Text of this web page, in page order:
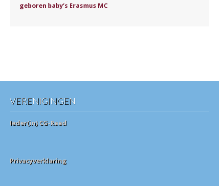
geboren baby’s Erasmus MC
VERENIGINGEN
Ieder(in) CG-Raad
Privacyverklaring